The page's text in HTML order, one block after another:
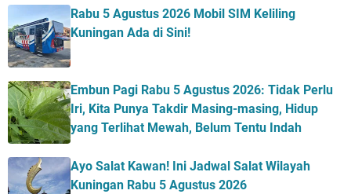
Rabu 5 Agustus 2026 Mobil SIM Keliling
Kuningan Ada di Sini!
Embun Pagi Rabu 5 Agustus 2026: Tidak Perlu
Iri, Kita Punya Takdir Masing-masing, Hidup
yang Terlihat Mewah, Belum Tentu Indah
Ayo Salat Kawan! Ini Jadwal Salat Wilayah
Kuningan Rabu 5 Agustus 2026